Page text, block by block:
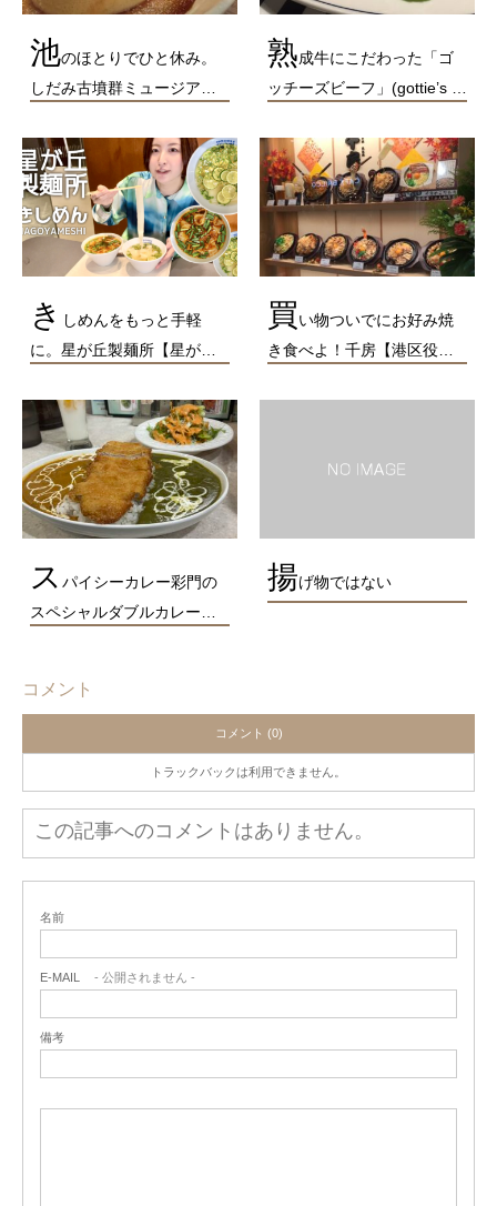
池のほとりでひと休み。
しだみ古墳群ミュージア…
熟成牛にこだわった「ゴ
ッチーズビーフ」(gottie’s …
き
しめんをもっと手軽
に。星が丘製麺所【星が…
買い物ついでにお好み焼
き食べよ！千房【港区役…
ス パイシーカレー彩門の
スペシャルダブルカレー…
揚げ物ではない
コメント
コメント (0)
トラックバックは利用できません。
この記事へのコメントはありません。
名前
E-MAIL - 公開されません -
備考